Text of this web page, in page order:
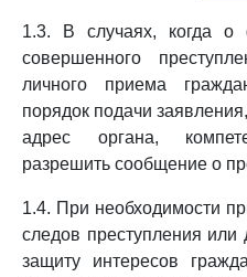
1.3. В случаях, когда о
совершенного
личного приема
порядок подачи
адрес органа,
разрешить сообщение о
1.4. При необходимости
следов преступления
защиту интересов